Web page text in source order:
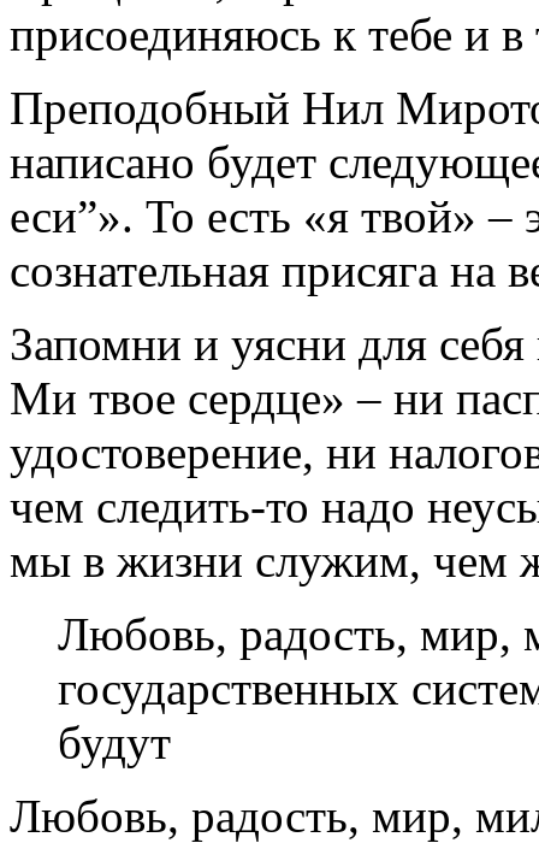
присоединяюсь к тебе и в
Преподобный Нил
написано будет
еси”». То есть «я твой» –
сознательная присяга на
Запомни и уясни для
Ми твое сердце» – ни
удостоверение, ни
чем следить-то надо
мы в жизни служим, чем
Любовь, радость, мир,
государственных
будут
Любовь, радость, мир,